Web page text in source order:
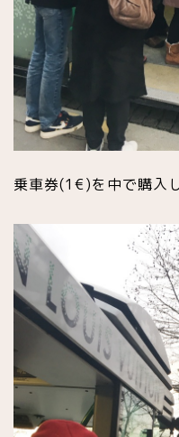
乗車券(1€)を中で購入し